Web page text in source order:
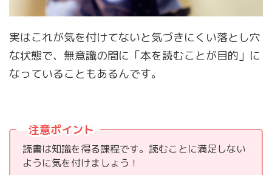
実はこれが気を付けてないと気づきにくい落とし穴
な状態で、無意識の間に「本を読むことが目的」に
なっていることもあるんです。
注意ポイント
読書は知識を得る課程です。読むことに満足しない
ように気を付けましょう！